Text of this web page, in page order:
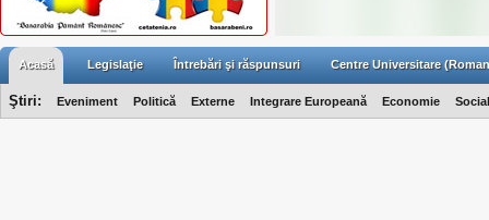
Acasă Legislaţie Întrebări şi răspunsuri Centre Universitare
Ştiri: Eveniment Politică Externe Integrare Europeană Economie Social